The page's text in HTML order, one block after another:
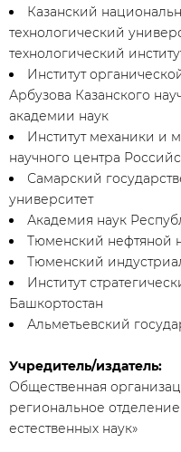
Казанский
технологический
технологический
Институт
Арбузова Казанского
академии наук
Институт механики и
научного центра
Самарский
университет
Академия наук
Тюменский нефтяной
Тюменский
Институт
Башкортостан
Альметьевский
Учредитель/издатель:
Общественная
региональное
естественных наук»